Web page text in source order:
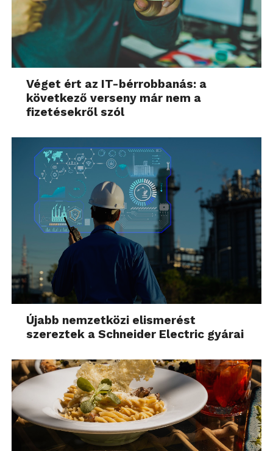
Véget ért az IT-bérrobbanás: a
következő verseny már nem a
fizetésekről szól
Újabb nemzetközi elismerést
szereztek a Schneider Electric gyárai